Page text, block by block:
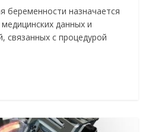
беременности назначается
данных и
связанных с процедурой